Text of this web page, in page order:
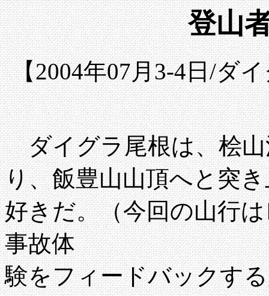
登山
【2004年07月3-4日/ダ
ダイグラ尾根は、桧山
り、飯豊山山頂へと突
好きだ。（今回の山行
事故体
験をフィードバックす